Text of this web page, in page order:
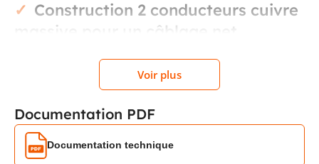
Construction 2 conducteurs cuivre
massive pour un câblage net
Le câble utilise des âmes cuivre de classe 1, donc massives,
avec conducteurs torsadés et repérage par couleur. Cette
équipements, coffrets et borniers adaptés. L’absence de
conducteur de protection, d’armure, de blindage et de fil
de continuité correspond à un câble pensé pour une
Voir plus
Documentation PDF
Documentation technique